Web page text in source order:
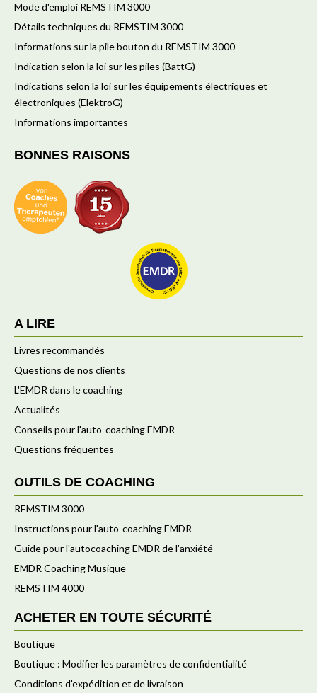
Mode d'emploi REMSTIM 3000
Détails techniques du REMSTIM 3000
Informations sur la pile bouton du REMSTIM 3000
Indication selon la loi sur les piles (BattG)
Indications selon la loi sur les équipements électriques et
électroniques (ElektroG)
Informations importantes
BONNES RAISONS
A LIRE
Livres recommandés
Questions de nos clients
L'EMDR dans le coaching
Actualités
Conseils pour l'auto-coaching EMDR
Questions fréquentes
OUTILS DE COACHING
REMSTIM 3000
Instructions pour l'auto-coaching EMDR
Guide pour l'autocoaching EMDR de l'anxiété
EMDR Coaching Musique
REMSTIM 4000
ACHETER EN TOUTE SÉCURITÉ
Boutique
Boutique : Modifier les paramètres de confidentialité
Conditions d'expédition et de livraison